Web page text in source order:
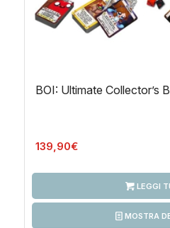
BOI: Ultimate Collector’s
139,90€
LEGGI
MOSTRA